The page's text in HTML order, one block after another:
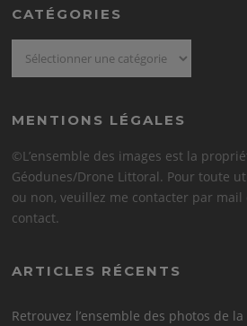
CATÉGORIES
MENTIONS LÉGALES
©L’ensemble des images est la
Géodunes/Drone Littoral. Pour toute
ou non, veuillez me contacter par
contact.
ARTICLES RÉCENTS
Retrouvez l’ensemble des photos de